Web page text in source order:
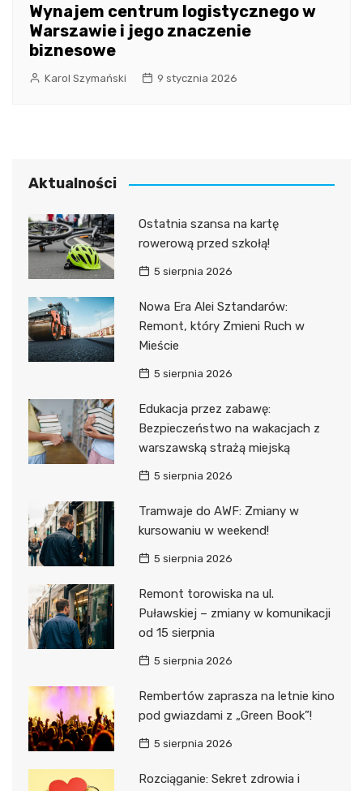
Wynajem centrum logistycznego w
Warszawie i jego znaczenie
biznesowe
Karol Szymański 9 stycznia 2026
Aktualności
Ostatnia szansa na kartę
rowerową przed szkołą!
5 sierpnia 2026
Nowa Era Alei Sztandarów:
Remont, który Zmieni Ruch w
Mieście
5 sierpnia 2026
Edukacja przez zabawę:
Bezpieczeństwo na wakacjach z
warszawską strażą miejską
5 sierpnia 2026
Tramwaje do AWF: Zmiany w
kursowaniu w weekend!
5 sierpnia 2026
Remont torowiska na ul.
Puławskiej – zmiany w komunikacji
od 15 sierpnia
5 sierpnia 2026
Rembertów zaprasza na letnie kino
pod gwiazdami z „Green Book”!
5 sierpnia 2026
Rozciąganie: Sekret zdrowia i